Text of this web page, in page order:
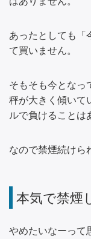
あったとしても「
て買いません。
そもそも今となっ
秤が大きく傾いて
ルで負けることは
なので禁煙続けら
本気で禁煙
やめたいなーって